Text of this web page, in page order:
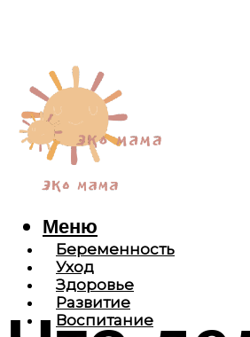
Беременность
Уход
Здоровье
Развитие
Воспитание
Меню